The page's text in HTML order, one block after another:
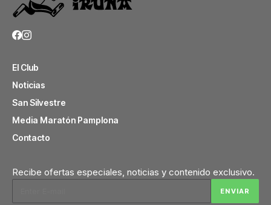
El Club
Noticias
San Silvestre
Media Maratón Pamplona
Contacto
Recibe ofertas especiales, noticias y contenido exclusivo.